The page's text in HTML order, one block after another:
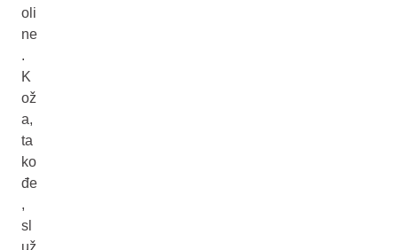
oli
ne
.
K
ož
a,
ta
ko
đe
,
sl
už